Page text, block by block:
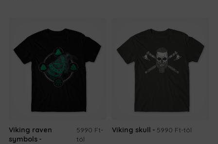
Viking raven
symbols
5990 Ft-
tól
Viking skull 5990 Ft-tól